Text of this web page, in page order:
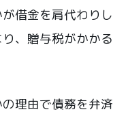
借金を肩代わりし
、贈与税がかかる
理由で債務を弁済